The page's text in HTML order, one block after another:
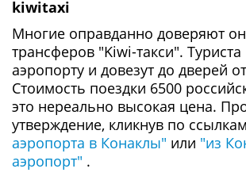
kiwitaxi
Многие оправданно доверяют
трансферов "Kiwi-такси". Туриста
аэропорту и довезут до дверей
Стоимость поездки 6500
это нереально высокая цена.
утверждение, кликнув по
аэропорта в Конаклы" или "из
аэропорт" .